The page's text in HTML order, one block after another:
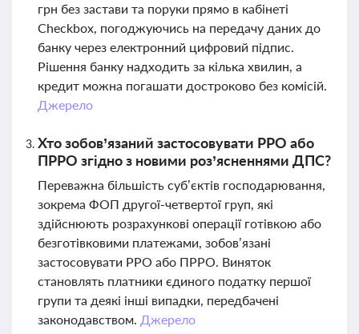
грн без застави та поруки прямо в кабінеті
Checkbox, погоджуючись на передачу даних до
банку через електронний цифровий підпис.
Рішення банку надходить за кілька хвилин, а
кредит можна погашати достроково без комісій.
Джерело
Хто зобов’язаний застосовувати РРО або
ПРРО згідно з новими роз’ясненнями ДПС?
Переважна більшість суб’єктів господарювання,
зокрема ФОП другої-четвертої груп, які
здійснюють розрахункові операції готівкою або
безготівковими платежами, зобов’язані
застосовувати РРО або ПРРО. Виняток
становлять платники єдиного податку першої
групи та деякі інші випадки, передбачені
законодавством. Джерело